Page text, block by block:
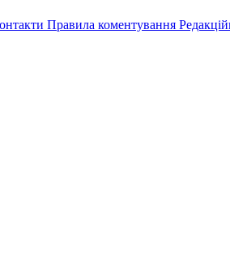
Правила коментування